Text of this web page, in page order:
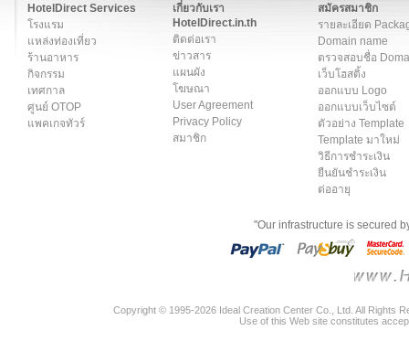
HotelDirect Services
โรงแรม
แหล่งท่องเที่ยว
ร้านอาหาร
กิจกรรม
เทศกาล
ศูนย์ OTOP
แพคเกจทัวร์
เกี่ยวกับเรา
HotelDirect.in.th
ติดต่อเรา
ข่าวสาร
แผนผัง
โฆษณา
User Agreement
Privacy Policy
สมาชิก
สมัครสมาชิก
รายละเอียด
Domain name
ตรวจสอบชื่อ
เว็บโฮสติ้ง
ออกแบบ Logo
ออกแบบเว็บไซต์
ตัวอย่าง Template
Template มาใหม่
วิธีการชำระเงิน
ยืนยันชำระเงิน
ต่ออายุ
"Our infrastructure is secured
Copyright © 1995-2026 Ideal Creation Center Co., Ltd. All Rights
Use of this Web site constitutes